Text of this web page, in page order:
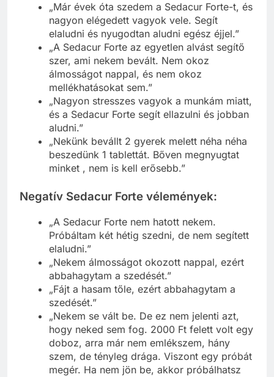
„Már évek óta szedem a Sedacur Forte-t, és
nagyon elégedett vagyok vele. Segít
elaludni és nyugodtan aludni egész éjjel.”
„A Sedacur Forte az egyetlen alvást segítő
szer, ami nekem bevált. Nem okoz
álmosságot nappal, és nem okoz
mellékhatásokat sem.”
„Nagyon stresszes vagyok a munkám miatt,
és a Sedacur Forte segít ellazulni és jobban
aludni.”
„Nekünk bevállt 2 gyerek melett néha néha
beszedünk 1 tablettát. Bőven megnyugtat
minket , nem is kell erősebb.”
Negatív Sedacur Forte vélemények:
„A Sedacur Forte nem hatott nekem.
Próbáltam két hétig szedni, de nem segített
elaludni.”
„Nekem álmosságot okozott nappal, ezért
abbahagytam a szedését.”
„Fájt a hasam tőle, ezért abbahagytam a
szedését.”
„Nekem se vált be. De ez nem jelenti azt,
hogy neked sem fog. 2000 Ft felett volt egy
doboz, arra már nem emlékszem, hány
szem, de tényleg drága. Viszont egy próbát
megér. Ha nem jön be, akkor próbálhatsz